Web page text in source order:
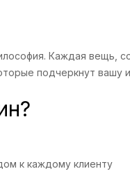
Каждая вещь,
подчеркнут вашу
к каждому клиенту